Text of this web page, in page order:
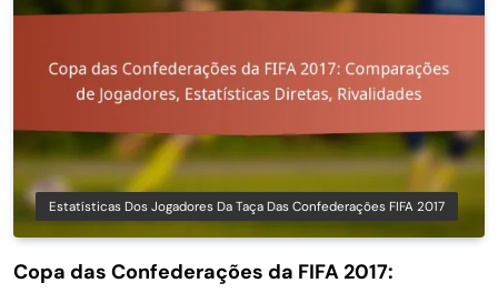
Estatísticas Dos Jogadores Da Taça Das Confederações FIFA 2017
Copa das Confederações da FIFA 2017: